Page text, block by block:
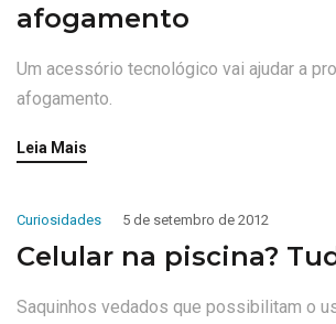
afogamento
Um acessório tecnológico vai ajudar a
afogamento.
Leia Mais
Curiosidades 5 de setembro de 2012
Celular na piscina?
Saquinhos vedados que possibilitam o